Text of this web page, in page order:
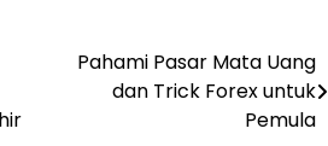
Pahami Pasar Mata Uang
dan Trick Forex untuk
Pemula